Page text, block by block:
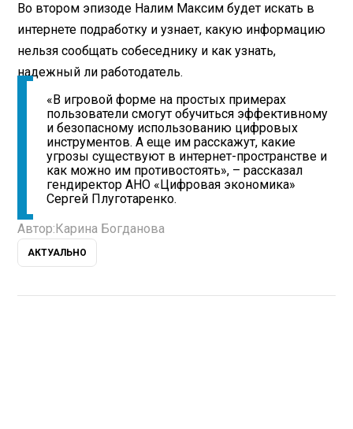
Во втором эпизоде Налим Максим будет искать в
интернете подработку и узнает, какую информацию
нельзя сообщать собеседнику и как узнать,
надежный ли работодатель.
«В игровой форме на простых примерах
пользователи смогут обучиться эффективному
и безопасному использованию цифровых
инструментов. А еще им расскажут, какие
угрозы существуют в интернет-пространстве и
как можно им противостоять», – рассказал
гендиректор АНО «Цифровая экономика»
Сергей Плуготаренко.
Автор: Карина Богданова
АКТУАЛЬНО